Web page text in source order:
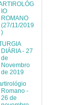
IO
ROMANO
(27/11/2019
)
DIÁRIA - 27
de
Novembro
de 2019
Romano -
26 de